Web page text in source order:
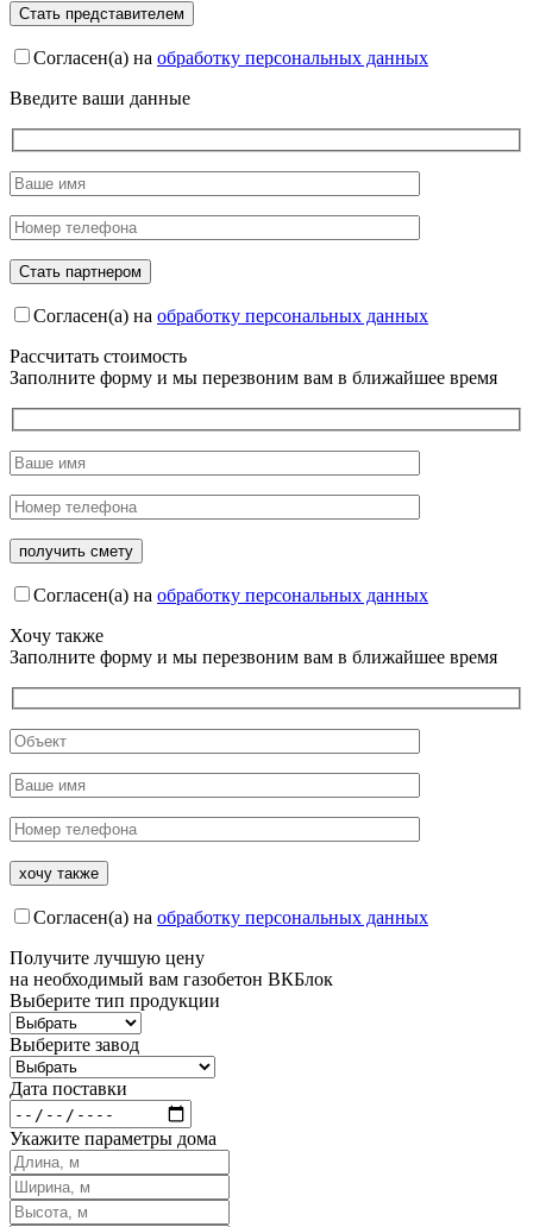
Согласен(а) на обработку персональных данных
Введите ваши данные
Согласен(а) на обработку персональных данных
Рассчитать стоимость
Заполните форму и мы перезвоним вам в ближайшее время
Согласен(а) на обработку персональных данных
Хочу также
Заполните форму и мы перезвоним вам в ближайшее время
Согласен(а) на обработку персональных данных
Получите лучшую цену
на необходимый вам газобетон ВКБлок
Выберите тип продукции
Выберите завод
Дата поставки
Укажите параметры дома